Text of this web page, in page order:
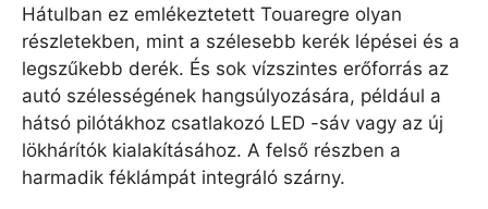
Hátulban ez emlékeztetett Touaregre olyan
részletekben, mint a szélesebb kerék lépései és a
legszűkebb derék. És sok vízszintes erőforrás az
autó szélességének hangsúlyozására, például a
hátsó pilótákhoz csatlakozó LED -sáv vagy az új
lökhárítók kialakításához. A felső részben a
harmadik féklámpát integráló szárny.